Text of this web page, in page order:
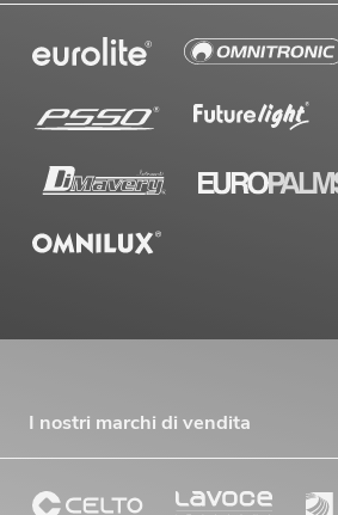
I nostri marchi di vendita